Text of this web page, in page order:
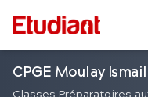
CPGE Moulay Ismail